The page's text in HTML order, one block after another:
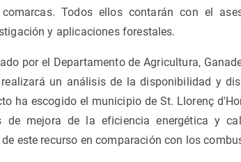
Todos ellos contarán con el
y aplicaciones forestales.
por el Departamento de Agricultura,
un análisis de la disponibilidad y
ha escogido el municipio de St. Llorenç
de mejora de la eficiencia energética y
este recurso en comparación con los